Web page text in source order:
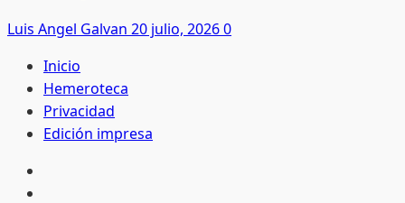
Luis Angel Galvan 20 julio, 20260
Inicio
Hemeroteca
Privacidad
Edición impresa